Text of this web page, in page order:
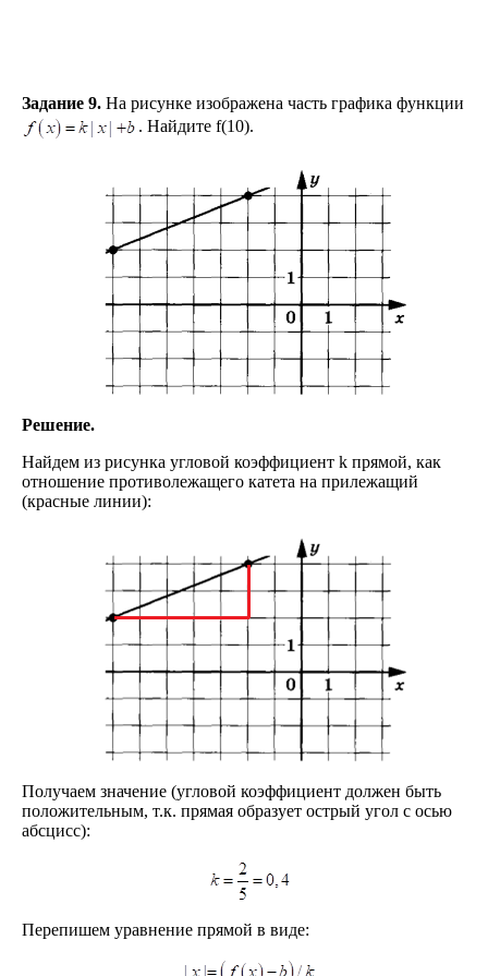
Задание 9. На рисунке изображена часть графика функции
. Найдите f(10).
Решение.
Найдем из рисунка угловой коэффициент k прямой, как
отношение противолежащего катета на прилежащий
(красные линии):
Получаем значение (угловой коэффициент должен быть
положительным, т.к. прямая образует острый угол с осью
абсцисс):
Перепишем уравнение прямой в виде: